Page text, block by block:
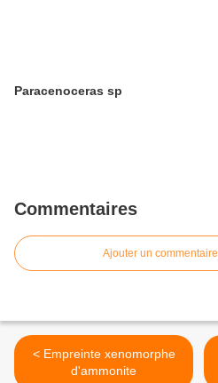
Paracenoceras sp
Commentaires
Ajouter un commentaire
< Empreinte xenomorphe
d'ammonite